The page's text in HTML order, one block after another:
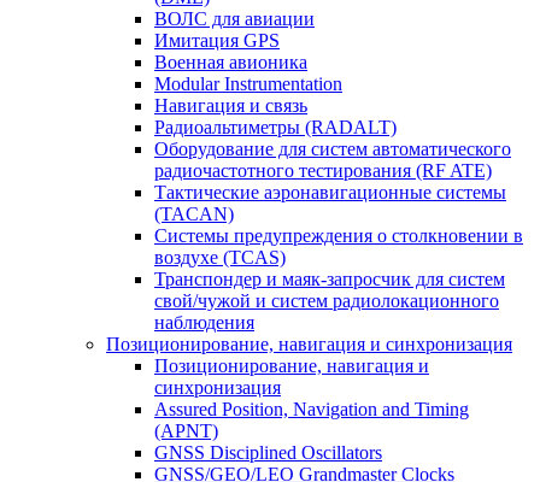
ВОЛС для авиации
Имитация GPS
Военная авионика
Modular Instrumentation
Навигация и связь
Радиоальтиметры (RADALT)
Оборудование для систем автоматического
радиочастотного тестирования (RF ATE)
Тактические аэронавигационные системы
(TACAN)
Системы предупреждения о столкновении в
воздухе (TCAS)
Транспондер и маяк-запросчик для систем
свой/чужой и систем радиолокационного
наблюдения
Позиционирование, навигация и синхронизация
Позиционирование, навигация и
синхронизация
Assured Position, Navigation and Timing
(APNT)
GNSS Disciplined Oscillators
GNSS/GEO/LEO Grandmaster Clocks